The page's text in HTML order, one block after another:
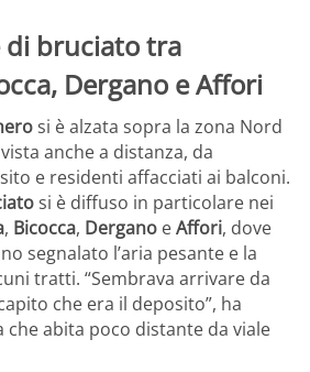
di bruciato tra
Dergano e Affori
si è alzata sopra la zona Nord
anche a distanza, da
e residenti affacciati ai balconi.
si è diffuso in particolare nei
, Bicocca, Dergano eAffori, dove
segnalato l’aria pesante e la
tratti. “Sembrava arrivare da
che era il deposito”, ha
abita poco distante da viale